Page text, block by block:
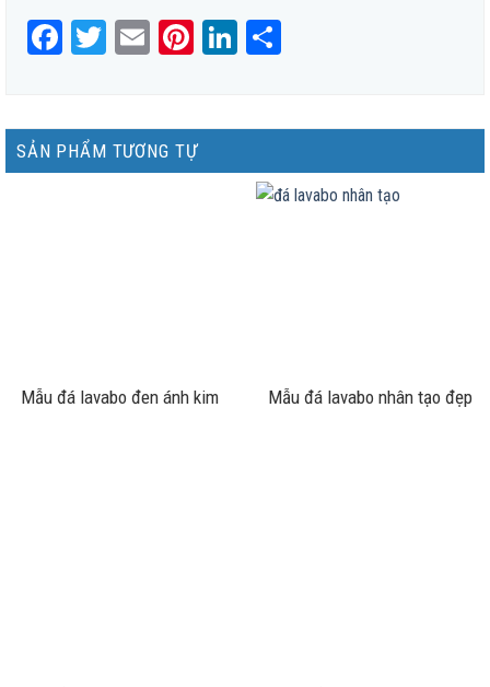
Facebook
Twitter
EmailPinterest
LinkedIn
SẢN PHẨM TƯƠNG TỰ
Mẫu đá lavabo đen ánh kim Mẫu đá lavabo nhân tạo đẹp